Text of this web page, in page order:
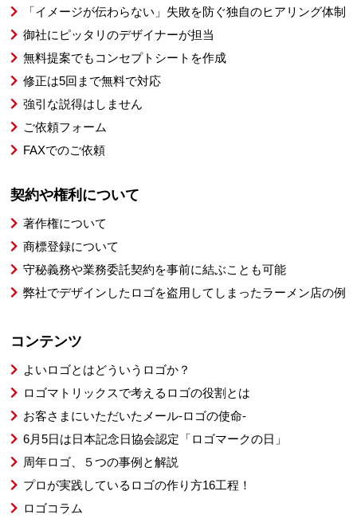
「イメージが伝わらない」失敗を防ぐ独自のヒアリング体制
御社にピッタリのデザイナーが担当
無料提案でもコンセプトシートを作成
修正は5回まで無料で対応
強引な説得はしません
ご依頼フォーム
FAXでのご依頼
契約や権利について
著作権について
商標登録について
守秘義務や業務委託契約を事前に結ぶことも可能
弊社でデザインしたロゴを盗用してしまったラーメン店の例
コンテンツ
よいロゴとはどういうロゴか？
ロゴマトリックスで考えるロゴの役割とは
お客さまにいただいたメール-ロゴの使命-
6月5日は日本記念日協会認定「ロゴマークの日」
周年ロゴ、５つの事例と解説
プロが実践しているロゴの作り方16工程！
ロゴコラム